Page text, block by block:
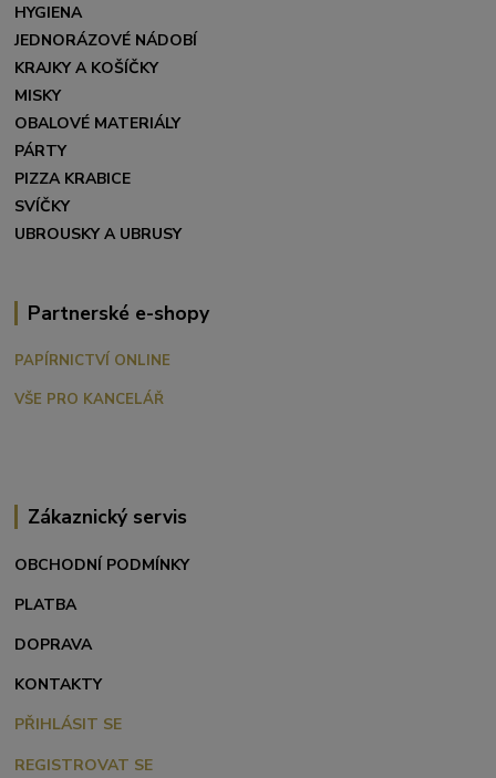
HYGIENA
JEDNORÁZOVÉ NÁDOBÍ
KRAJKY A KOŠÍČKY
MISKY
OBALOVÉ MATERIÁLY
PÁRTY
PIZZA KRABICE
SVÍČKY
UBROUSKY A UBRUSY
Partnerské e-shopy
PAPÍRNICTVÍ ONLINE
VŠE PRO KANCELÁŘ
Zákaznický servis
OBCHODNÍ PODMÍNKY
PLATBA
DOPRAVA
KONTAKTY
PŘIHLÁSIT SE
REGISTROVAT SE